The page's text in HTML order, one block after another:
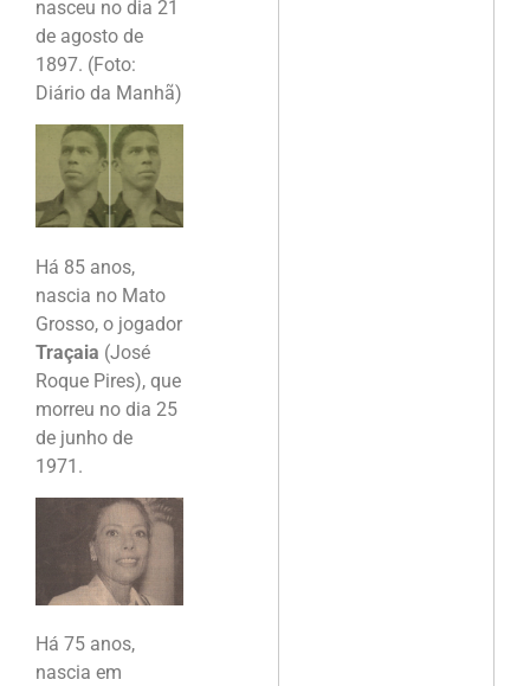
nasceu no dia 21
de agosto de
1897. (Foto:
Diário da Manhã)
Há 85 anos,
nascia no Mato
Grosso, o jogador
Traçaia (José
Roque Pires), que
morreu no dia 25
de junho de
1971.
Há 75 anos,
nascia em